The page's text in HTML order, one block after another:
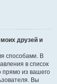
друзей и
способами. В
в список
прямо из вашего
Вы